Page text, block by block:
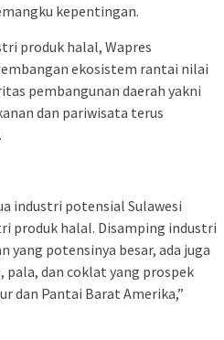
kepentingan.
produk halal, Wapres
ekosistem rantai nilai
pembangunan daerah yakni
dan pariwisata terus
industri potensial Sulawesi
produk halal. Disamping industri
yang potensinya besar, ada juga
pala, dan coklat yang prospek
dan Pantai Barat Amerika,”